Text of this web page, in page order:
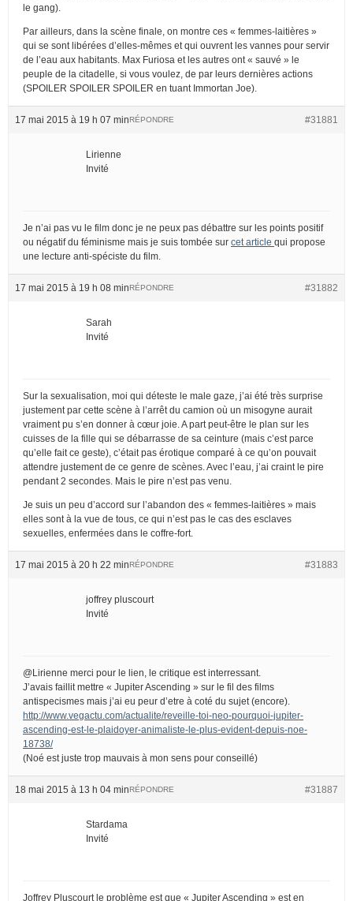
le gang).
Par ailleurs, dans la scène finale, on montre ces « femmes-laitières »
qui se sont libérées d’elles-mêmes et qui ouvrent les vannes pour servir
de l’eau aux habitants. Max Furiosa et les autres ont « sauvé » le
peuple de la citadelle, si vous voulez, de par leurs dernières actions
(SPOILER SPOILER SPOILER en tuant Immortan Joe).
17 mai 2015 à 19 h 07 min #31881
RÉPONDRE
Lirienne
Invité
Je n’ai pas vu le film donc je ne peux pas débattre sur les points positif
ou négatif du féminisme mais je suis tombée sur cet article qui propose
une lecture anti-spéciste du film.
17 mai 2015 à 19 h 08 min #31882
RÉPONDRE
Sarah
Invité
Sur la sexualisation, moi qui déteste le male gaze, j’ai été très surprise
justement par cette scène à l’arrêt du camion où un misogyne aurait
vraiment pu s’en donner à cœur joie. A part peut-être le plan sur les
cuisses de la fille qui se débarrasse de sa ceinture (mais c’est parce
qu’elle fait ce geste), c’était pas érotique comparé à ce qu’on pouvait
attendre justement de ce genre de scènes. Avec l’eau, j’ai craint le pire
pendant 2 secondes. Mais le pire n’est pas venu.
Je suis un peu d’accord sur l’abandon des « femmes-laitières » mais
elles sont à la vue de tous, ce qui n’est pas le cas des esclaves
sexuelles, enfermées dans le coffre-fort.
17 mai 2015 à 20 h 22 min #31883
RÉPONDRE
joffrey pluscourt
Invité
@Lirienne merci pour le lien, le critique est interressant.
J’avais faillit mettre « Jupiter Ascending » sur le fil des films
antispecismes mais j’ai eu peur d’etre à coté du sujet (encore).
http://www.vegactu.com/actualite/reveille-toi-neo-pourquoi-jupiter-
ascending-est-le-plaidoyer-animaliste-le-plus-evident-depuis-noe-
18738/
(Noé est juste trop mauvais à mon sens pour conseillé)
18 mai 2015 à 13 h 04 min #31887
RÉPONDRE
Stardama
Invité
Joffrey Pluscourt le problème est que « Jupiter Ascending » est en